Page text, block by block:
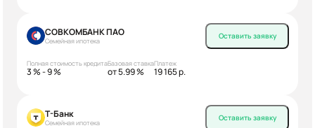
СОВКОМБАНК ПАО
Семейная ипотека
Полная стоимость кредита
3 % - 9 %
Базовая ставка
от 5.99 %
Платеж
19 165 р.
Оставить заявку
Т-Банк
Семейная ипотека Оставить заявку